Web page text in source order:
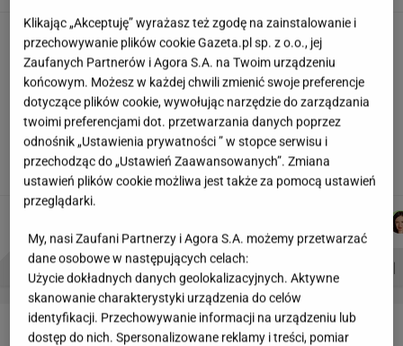
Skłodowska na banknocie?
Zadecydowała interwencja polskiego ministra
SUBSKRYPCJA
Kulisy zmian w "halo tu polsat".
"Cichopek źle wypadła w badaniach"
PROBLEMY POLSKICH SIATKARZY ZNAK Z '30'
LETNIE OKAZJE
Klikając „Akceptuję” wyrażasz też zgodę na zainstalowanie i
przechowywanie plików cookie Gazeta.pl sp. z o.o., jej
Zaufanych Partnerów i Agora S.A. na Twoim urządzeniu
końcowym. Możesz w każdej chwili zmienić swoje preferencje
dotyczące plików cookie, wywołując narzędzie do zarządzania
twoimi preferencjami dot. przetwarzania danych poprzez
odnośnik „Ustawienia prywatności ” w stopce serwisu i
przechodząc do „Ustawień Zaawansowanych”. Zmiana
ustawień plików cookie możliwa jest także za pomocą ustawień
przeglądarki.
My, nasi Zaufani Partnerzy i Agora S.A. możemy przetwarzać
dane osobowe w następujących celach:
Użycie dokładnych danych geolokalizacyjnych. Aktywne
skanowanie charakterystyki urządzenia do celów
identyfikacji. Przechowywanie informacji na urządzeniu lub
dostęp do nich. Spersonalizowane reklamy i treści, pomiar